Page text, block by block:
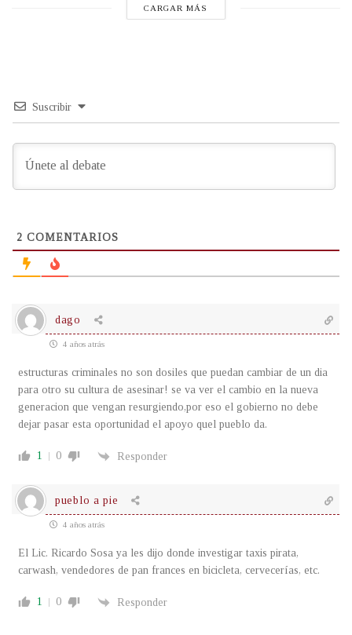
CARGAR MÁS
Suscribir
2 COMENTARIOS
dago
4 años atrás
estructuras criminales no son dosiles que puedan cambiar de un dia
para otro su cultura de asesinar! se va ver el cambio en la nueva
generacion que vengan resurgiendo,por eso el gobierno no debe
dejar pasar esta oportunidad el apoyo quel pueblo da.
1 0 Responder
pueblo a pie
4 años atrás
El Lic. Ricardo Sosa ya les dijo donde investigar taxis pirata,
carwash, vendedores de pan frances en bicicleta, cervecerías, etc.
1 0 Responder